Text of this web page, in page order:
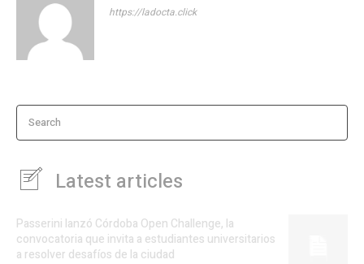
https://ladocta.click
Search
Latest articles
Passerini lanzó Córdoba Open Challenge, la
convocatoria que invita a estudiantes universitarios
a resolver desafíos de la ciudad